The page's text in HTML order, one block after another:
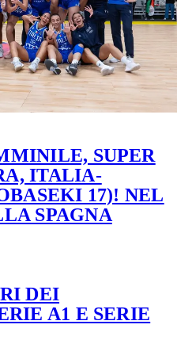
SUPER
ITALIA-
17)! NEL
SPAGNA
DEI
A1 E SERIE